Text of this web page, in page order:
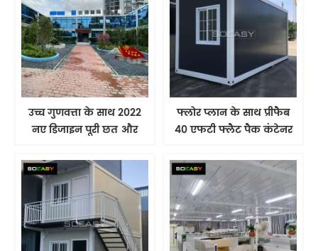
उच्च गुणवत्ता के साथ 2022
नए डिजाइन पूरी छत और
कार्यालय के लिए 2 मंजिल
फ्लैट पैक कंटेनर हाउस
उपयोग।
फ्लोर प्लान के साथ प्रीफैब
40 एफटी फ्लैट पैक कंटेनर